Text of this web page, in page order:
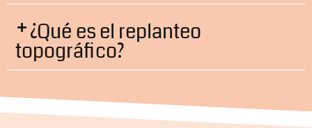
¿Qué es el replanteo
topográfico?